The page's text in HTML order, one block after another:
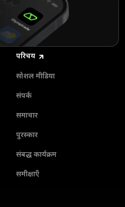
परिचय
सोशल मीडिया
संपर्क
समाचार
पुरस्कार
संबद्ध कार्यक्रम
समीक्षाएँ